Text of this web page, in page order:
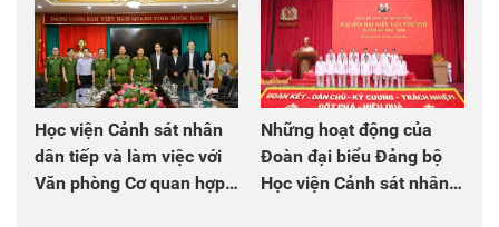
Học viện Cảnh sát nhân
dân tiếp và làm việc với
Văn phòng Cơ quan hợp
Những hoạt động của
Đoàn đại biểu Đảng bộ
Học viện Cảnh sát nhân